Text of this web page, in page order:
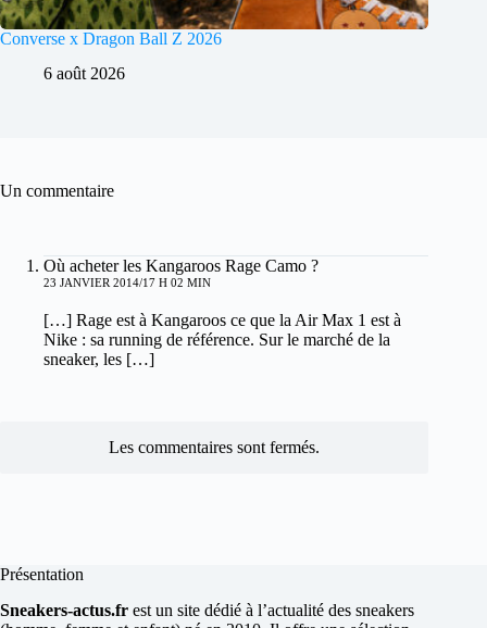
Converse x Dragon Ball Z 2026
6 août 2026
Un commentaire
Où acheter les Kangaroos Rage Camo ?
23 JANVIER 2014/17 H 02 MIN
[…] Rage est à Kangaroos ce que la Air Max 1 est à
Nike : sa running de référence. Sur le marché de la
sneaker, les […]
Les commentaires sont fermés.
Présentation
Sneakers-actus.fr est un site dédié à l’actualité des sneakers